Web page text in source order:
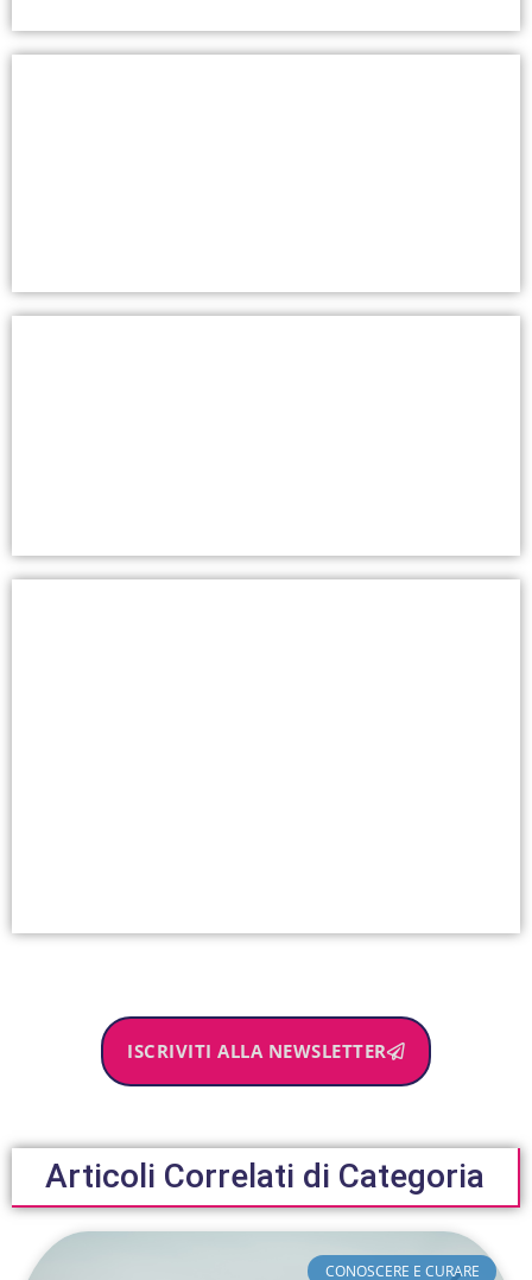
ISCRIVITI ALLA NEWSLETTER
Articoli Correlati di Categoria
CONOSCERE E CURARE